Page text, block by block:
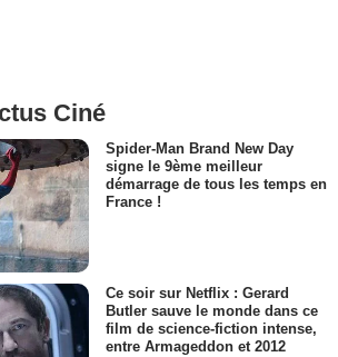
Ciné
Spider-Man Brand New Day
signe le 9ème meilleur
démarrage de tous les temps en
France !
Ce soir sur Netflix : Gerard
Butler sauve le monde dans ce
film de science-fiction intense,
entre Armageddon et 2012